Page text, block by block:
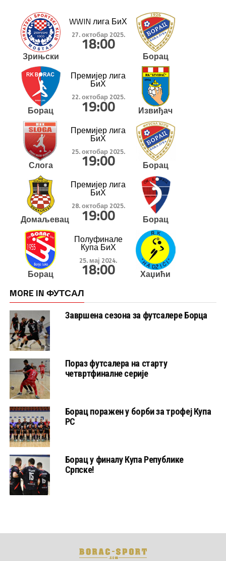
Зрињски
WWIN лига БиХ
27. октобар 2025.
18:00
Борац
Борац
Премијер лига
БиХ
22. октобар 2025.
19:00 Извиђач
Слога
Премијер лига
БиХ
25. октобар 2025.
19:00 Борац
Домаљевац
Премијер лига
БиХ
28. октобар 2025.
19:00 Борац
Борац
Полуфинале
Купа БиХ
25. мај 2024.
18:00 Хаџићи
MORE IN ФУТСАЛ
Завршена сезона за футсалере Борца
Пораз футсалера на старту
четвртфиналне серије
Борац поражен у борби за трофеј Купа
РС
Борац у финалу Купа Републике
Српске!